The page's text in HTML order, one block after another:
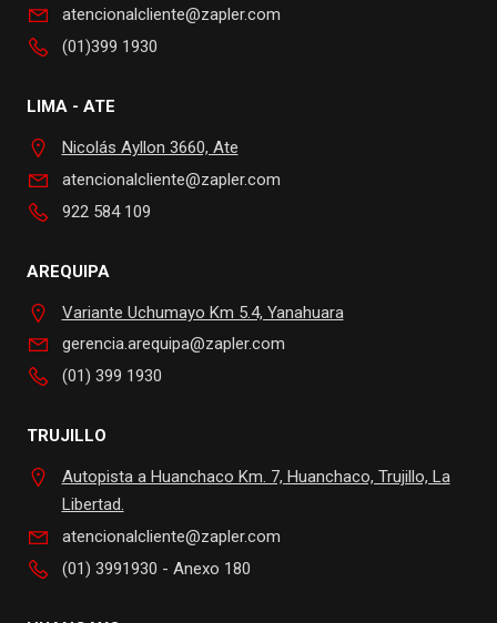
atencionalcliente@zapler.com
(01)399 1930
LIMA - ATE
Nicolás Ayllon 3660, Ate
atencionalcliente@zapler.com
922 584 109
AREQUIPA
Variante Uchumayo Km 5.4, Yanahuara
gerencia.arequipa@zapler.com
(01) 399 1930
TRUJILLO
Autopista a Huanchaco Km. 7, Huanchaco, Trujillo, La
Libertad.
atencionalcliente@zapler.com
(01) 3991930 - Anexo 180